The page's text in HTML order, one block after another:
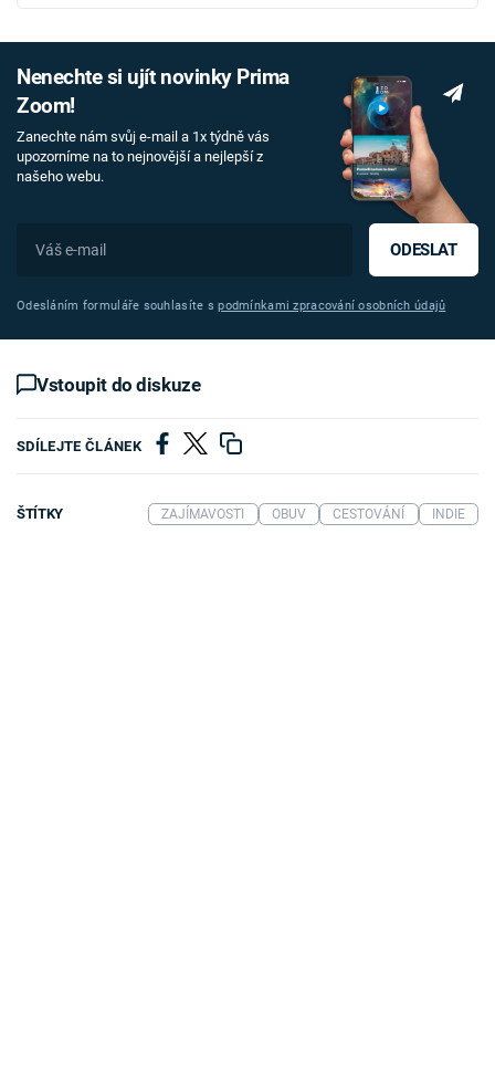
Nenechte si ujít novinky Prima
Zoom!
Zanechte nám svůj e-mail a 1x týdně vás
upozorníme na to nejnovější a nejlepší z
našeho webu.
ODESLAT
Odesláním formuláře souhlasíte spodmínkami zpracování osobních údajů
Vstoupit do diskuze
SDÍLEJTE ČLÁNEK
ŠTÍTKY ZAJÍMAVOSTI OBUV CESTOVÁNÍ INDIE